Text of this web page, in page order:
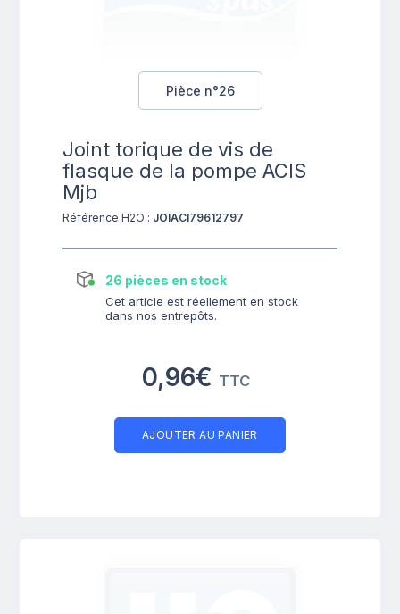
Pièce n°26
Joint torique de vis de
flasque de la pompe ACIS
Mjb
Référence H2O : JOIACI79612797
26 pièces en stock
Cet article est réellement en stock
dans nos entrepôts.
0,96€ TTC
AJOUTER AU PANIER